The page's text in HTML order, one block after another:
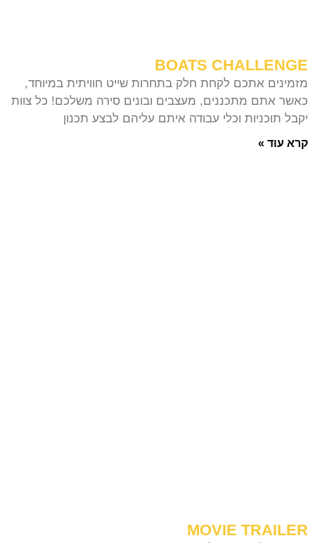
BOATS CHALLENGE
מזמינים אתכם לקחת חלק בתחרות שייט חוויתית במיוחד,
כאשר אתם מתכננים, מעצבים ובונים סירה משלכם! כל צוות
יקבל תוכניות וכלי עבודה איתם עליהם לבצע תכנון
קרא עוד »
MOVIE TRAILER